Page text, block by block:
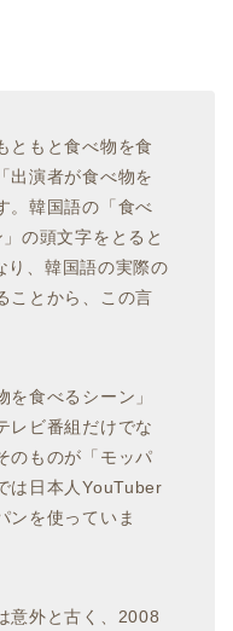
ともと食べ物を食
出演者が食べ物を
。韓国語の「食べ
の頭文字をとると
り、韓国語の実際の
ことから、この言
を食べるシーン」
レビ番組だけでな
のものが「モッパ
は日本人YouTuber
ンを使っていま
意外と古く、2008